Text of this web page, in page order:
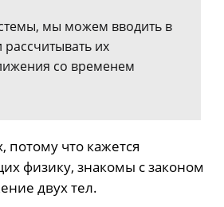
мы можем вводить в
их
со временем
потому что кажется
физику, знакомы с законом
двух тел.